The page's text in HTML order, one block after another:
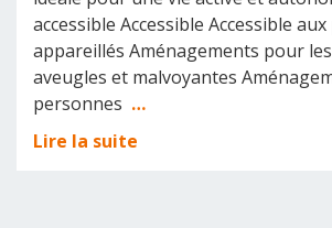
accessible Accessible Accessible
appareillés Aménagements pour
aveugles et malvoyantes
personnes …
Lire la suite